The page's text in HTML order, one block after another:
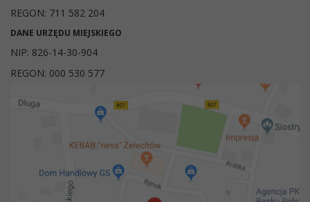
REGON: 711 582 204
DANE URZĘDU MIEJSKIEGO
NIP: 826-14-30-904
REGON: 000 530 577